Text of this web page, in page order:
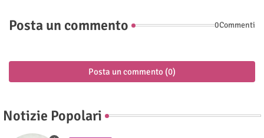
Posta un commento 0Commenti
Posta un commento (0)
Notizie Popolari